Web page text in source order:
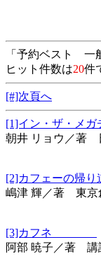
「予約ベスト 一
ヒット件数は20件
[#]次頁へ
[1]イン・ザ・
朝井 リョウ／著
[2]カフェー
嶋津 輝／著 東京
[3]カフネ
阿部 暁子／著 講